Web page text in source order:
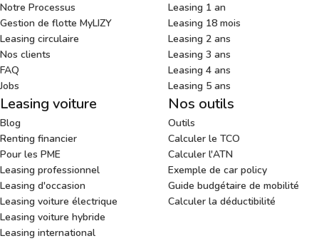
Notre Processus
Gestion de flotte MyLIZY
Leasing circulaire
Nos clients
FAQ
Jobs
Leasing 1 an
Leasing 18 mois
Leasing 2 ans
Leasing 3 ans
Leasing 4 ans
Leasing 5 ans
Leasing voiture
Blog
Renting financier
Pour les PME
Leasing professionnel
Leasing d'occasion
Leasing voiture électrique
Leasing voiture hybride
Leasing international
Nos outils
Outils
Calculer le TCO
Calculer l'ATN
Exemple de car policy
Guide budgétaire de mobilité
Calculer la déductibilité